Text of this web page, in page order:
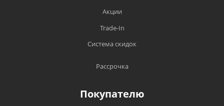
Акции
Trade-In
Система скидок
Рассрочка
Покупателю